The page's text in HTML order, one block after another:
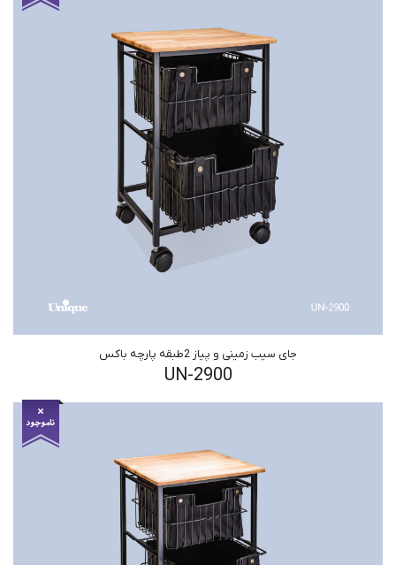
جای سیب زمینی و پیاز 2طبقه پارچه باکس
UN-2900